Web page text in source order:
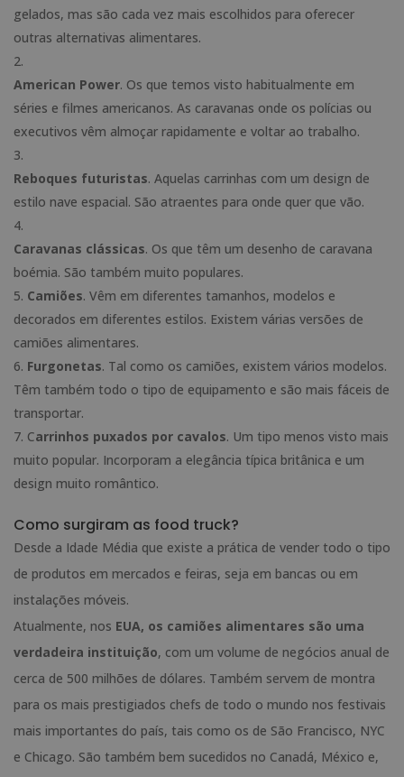
gelados, mas são cada vez mais escolhidos para oferecer
outras alternativas alimentares.
American Power. Os que temos visto habitualmente em
séries e filmes americanos. As caravanas onde os polícias ou
executivos vêm almoçar rapidamente e voltar ao trabalho.
Reboques futuristas. Aquelas carrinhas com um design de
estilo nave espacial. São atraentes para onde quer que vão.
Caravanas clássicas. Os que têm um desenho de caravana
boémia. São também muito populares.
Camiões. Vêm em diferentes tamanhos, modelos e
decorados em diferentes estilos. Existem várias versões de
camiões alimentares.
Furgonetas. Tal como os camiões, existem vários modelos.
Têm também todo o tipo de equipamento e são mais fáceis de
transportar.
Carrinhos puxados por cavalos. Um tipo menos visto mais
muito popular. Incorporam a elegância típica britânica e um
design muito romântico.
Como surgiram as food truck?
Desde a Idade Média que existe a prática de vender todo o tipo
de produtos em mercados e feiras, seja em bancas ou em
instalações móveis.
Atualmente, nos EUA, os camiões alimentares são uma
verdadeira instituição, com um volume de negócios anual de
cerca de 500 milhões de dólares. Também servem de montra
para os mais prestigiados chefs de todo o mundo nos festivais
mais importantes do país, tais como os de São Francisco, NYC
e Chicago. São também bem sucedidos no Canadá, México e,